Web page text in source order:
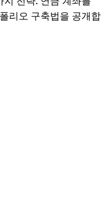
리오 구축법을 공개합